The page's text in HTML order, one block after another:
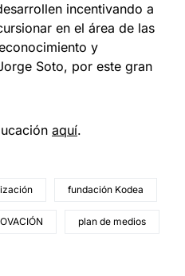
incentivando a
en el área de las
y
Soto, por este gran
aquí.
fundación Kodea
plan de medios